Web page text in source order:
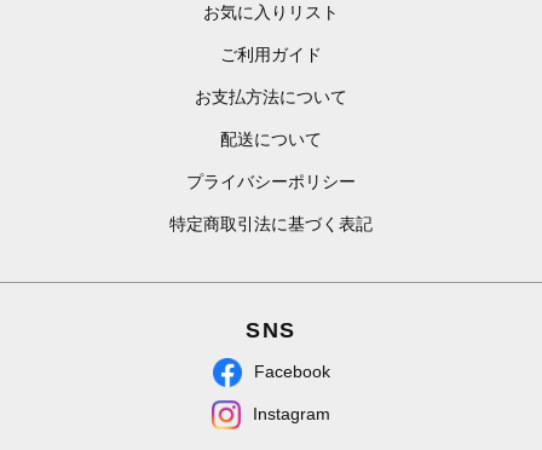
お気に入りリスト
ご利用ガイド
お支払方法について
配送について
プライバシーポリシー
特定商取引法に基づく表記
SNS
Facebook
Instagram